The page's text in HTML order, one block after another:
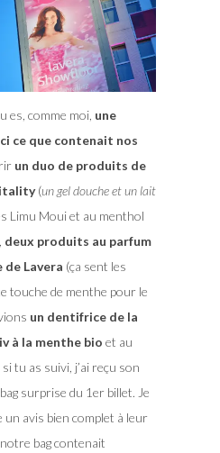
es, comme moi, une
ce que contenait nos
un duo de produits de
(un gel douche et un lait
Limu Moui et au menthol
deux produits au parfum
Lavera (ça sent les
touche de menthe pour le
un dentifrice de la
à la menthe bio et au
tu as suivi, j’ai reçu son
surprise du 1er billet. Je
avis bien complet à leur
bag contenait